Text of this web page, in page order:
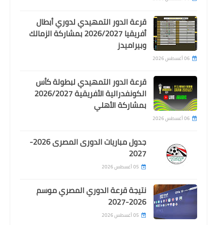
أمم أفريقيا
حسام حسن يكشف ملامح تشكيلة مصر
أمام أنجولا وهل سيلعب بالبدلاء !!
رباعي هجومي في تشكيلة الاهلي
لمباراة المصرية للاتصالات في كاس مصر
قرعة الدور التمهيدي لدوري أبطال
أفريقيا 2026/2027 بمشاركة الزمالك
وبيراميدز
06 أغسطس 2026
قرعة الدور التمهيدي لبطولة كأس
الكونفدرالية الأفريقية 2026/2027
بمشاركة الأهلي
06 أغسطس 2026
جدول مباريات الدورى المصرى 2026-
2027
05 أغسطس 2026
نتيجة قرعة الدوري المصري موسم
2026-2027
05 أغسطس 2026